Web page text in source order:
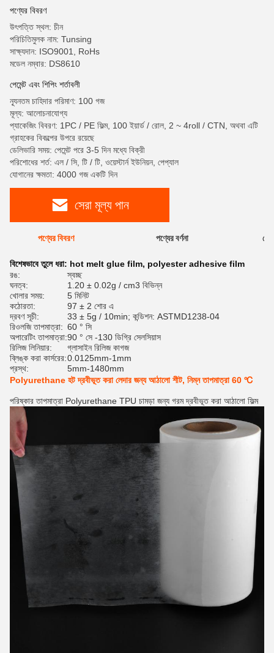
পণ্যের বিবরণ
উৎপত্তি স্থল: চীন
পরিচিতিমুলক নাম: Tunsing
সাক্ষ্যদান: ISO9001, RoHs
মডেল নম্বার: DS8610
পেমেন্ট এবং শিপিং শর্তাবলী
ন্যূনতম চাহিদার পরিমাণ: 100 গজ
মূল্য: আলোচনাযোগ্য
প্যাকেজিং বিবরণ: 1PC / PE ফিল্ম, 100 ইয়ার্ড / রোল, 2 ~ 4roll / CTN, অথবা এটি
গ্রাহকের বিকল্পের উপরে রয়েছে
ডেলিভারি সময়: পেমেন্ট পরে 3-5 দিন মধ্যে বিক্রী
পরিশোধের শর্ত: এল / সি, টি / টি, ওয়েস্টার্ন ইউনিয়ন, পেপ্যাল
যোগানের ক্ষমতা: 4000 গজ একটি দিন
সেরা মূল্য পান
পণ্যের বিবরণ পণ্যের বর্ণনা
বিশেষভাবে তুলে ধরা: hot melt glue film, polyester adhesive film
রঙ:
স্বচ্ছ
ঘনত্ব:
1.20 ± 0.02g / cm3 বিভিন্ন
খোলার সময়:
5 মিনিট
কঠোরতা:
97 ± 2 শোর এ
দ্রবণ সূচী:
33 ± 5g / 10min; কন্ডিশন: ASTMD1238-04
রিওলজি তাপমাত্রা: 60 ° সি
অপারেটিং তাপমাত্রা:90 ° সে -130 ডিগ্রি সেলসিয়াস
রিলিজ লিনিয়ার:
গ্লাসাইন রিলিজ কাগজ
ব্লিঙ্ক করা কার্সরের:0.0125mm-1mm
প্রস্থ:
5mm-1480mm
Polyurethane হট দ্রবীভূত করা লেদার জন্য আঠালো শীট, নিম্ন তাপমাত্রা 60 ℃
পরিষ্কার তাপমাত্রা Polyurethane TPU চামড়া জন্য গরম দ্রবীভূত করা আঠালো ফিল্ম